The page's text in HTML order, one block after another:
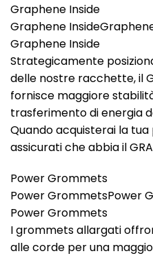
Graphene Inside
Graphene
Graphene Inside
Strategicamente
delle nostre racchette, il
fornisce maggiore
trasferimento di energia
Quando acquisterai la
assicurati che abbia il
Power Grommets
Power GrommetsPower
Power Grommets
I grommets allargati
alle corde per una